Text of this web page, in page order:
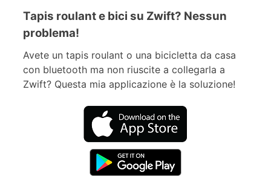
Tapis roulant e bici su Zwift? Nessun
problema!
Avete un tapis roulant o una bicicletta da casa
con bluetooth ma non riuscite a collegarla a
Zwift? Questa mia applicazione è la soluzione!